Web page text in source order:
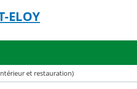
ELOY
et restauration)